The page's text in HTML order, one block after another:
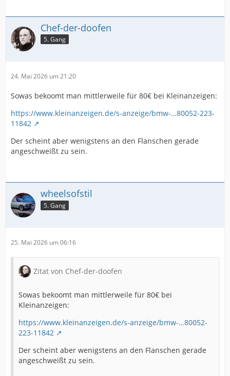
Chef-der-doofen
5. Gang
24. Mai 2026 um 21:20
Sowas bekoomt man mittlerweile für 80€ bei Kleinanzeigen:
https://www.kleinanzeigen.de/s-anzeige/bmw-…80052-223-
11842
Der scheint aber wenigstens an den Flanschen gerade
angeschweißt zu sein.
wheelsofstil
5. Gang
25. Mai 2026 um 06:16
Zitat von Chef-der-doofen
Sowas bekoomt man mittlerweile für 80€ bei
Kleinanzeigen:
https://www.kleinanzeigen.de/s-anzeige/bmw-…80052-
223-11842
Der scheint aber wenigstens an den Flanschen gerade
angeschweißt zu sein.